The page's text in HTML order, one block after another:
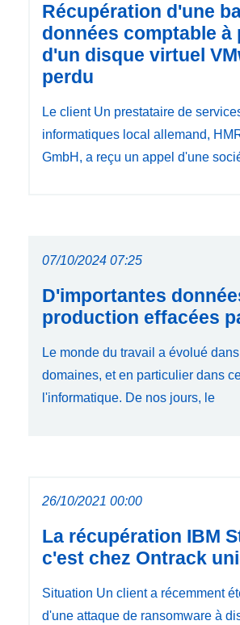
Récupération d'une
données comptable à
d'un disque virtuel
perdu
Le client Un prestataire de
informatiques local allemand,
GmbH, a reçu un appel d'une
07/10/2024 07:25
D'importantes
production effacées
Le monde du travail a évolué
domaines, et en particulier dans
l'informatique. De nos jours, le
26/10/2021 00:00
La récupération IBM
c'est chez Ontrack
Situation Un client a récemment
d'une attaque de ransomware à